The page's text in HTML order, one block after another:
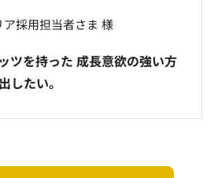
採用担当者さま 様
ツを持った 成長意欲の強い方
したい。